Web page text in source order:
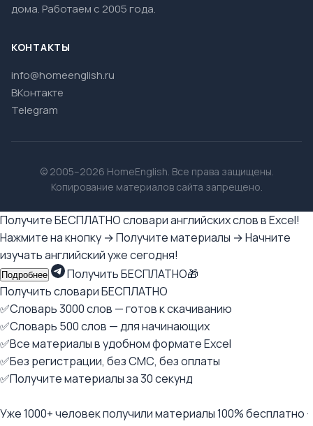
дома. Работаем с 2005 года.
КОНТАКТЫ
info@homeenglish.ru
ВКонтакте
Telegram
© 2005–2026 HomeEnglish. Все права защищены.
Копирование материалов сайта запрещено.
Получите БЕСПЛАТНО словари английских слов в Excel!
Нажмите на кнопку → Получите материалы → Начните
изучать английский уже сегодня!
Подробнее
Получить БЕСПЛАТНО🎁
Получить словари БЕСПЛАТНО
✅Словарь 3000 слов — готов к скачиванию
✅Словарь 500 слов — для начинающих
✅Все материалы в удобном формате Excel
✅Без регистрации, без СМС, без оплаты
✅Получите материалы за 30 секунд
Уже 1000+ человек получили материалы 100% бесплатно ·